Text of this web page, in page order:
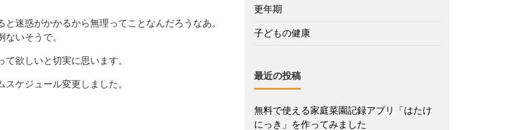
迷惑がかかるから無理ってことなんだろうなあ。
いそうで。
欲しいと切実に思います。
ケジュール変更しました。
更年期
子どもの健康
最近の投稿
無料で使える家庭菜園記録アプリ「はたけ
にっき」を作ってみました